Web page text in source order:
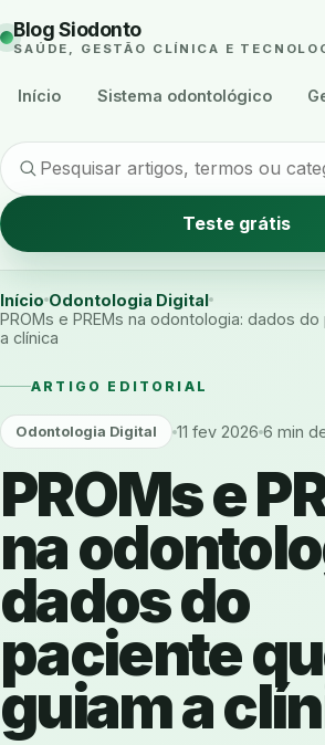
Blog Siodonto
SAÚDE, GESTÃO CLÍNICA E
Início Sistema odontológico
Teste grátis
Início Odontologia Digital
PROMs e PREMs na odontologia: dados
a clínica
ARTIGO EDITORIAL
Odontologia Digital 11 fev 2026 6 min
PROMs e
na
dados do
paciente
guiam a